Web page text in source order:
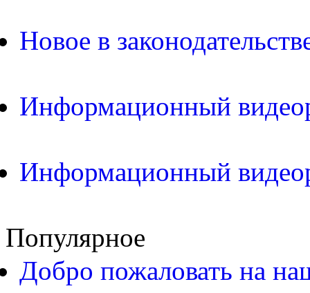
Новое в
Информационный
Информационный
Популярное
Добро пожаловать на